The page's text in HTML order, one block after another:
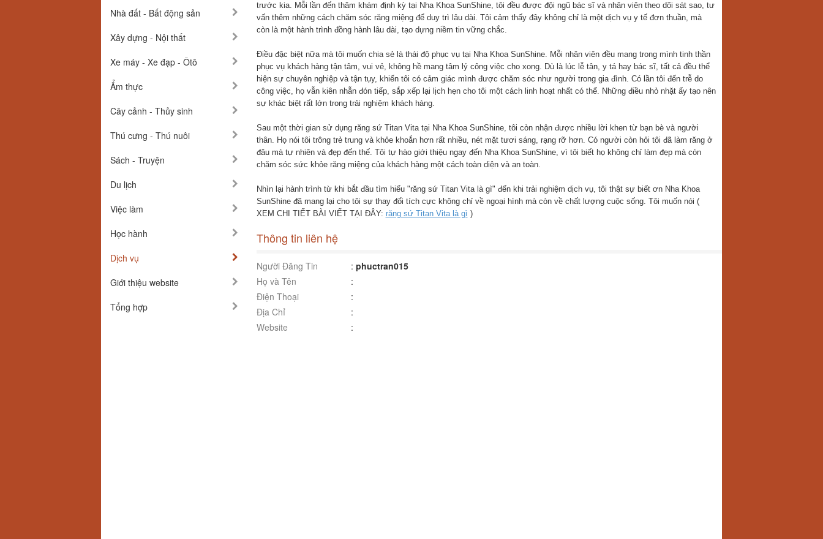
Nhà đất - Bất động sản
Xây dựng - Nội thất
Xe máy - Xe đạp - Ôtô
Ẩm thực
Cây cảnh - Thủy sinh
Thú cưng - Thú nuôi
Sách - Truyện
Du lịch
Việc làm
Học hành
Dịch vụ
Giới thiệu website
Tổng hợp
trước kia. Mỗi lần đến thăm khám định kỳ tại Nha Khoa SunShine, tôi đều được đội ngũ bác sĩ và nhân viên theo dõi sát sao, tư
vấn thêm những cách chăm sóc răng miệng để duy trì lâu dài. Tôi cảm thấy đây không chỉ là một dịch vụ y tế đơn thuần, mà
còn là một hành trình đồng hành lâu dài, tạo dựng niềm tin vững chắc.
Điều đặc biệt nữa mà tôi muốn chia sẻ là thái độ phục vụ tại Nha Khoa SunShine. Mỗi nhân viên đều mang trong mình tinh thần
phục vụ khách hàng tận tâm, vui vẻ, không hề mang tâm lý công việc cho xong. Dù là lúc lễ tân, y tá hay bác sĩ, tất cả đều thể
hiện sự chuyên nghiệp và tận tụy, khiến tôi có cảm giác mình được chăm sóc như người trong gia đình. Có lần tôi đến trễ do
công việc, họ vẫn kiên nhẫn đón tiếp, sắp xếp lại lịch hẹn cho tôi một cách linh hoạt nhất có thể. Những điều nhỏ nhặt ấy tạo nên
sự khác biệt rất lớn trong trải nghiệm khách hàng.
Sau một thời gian sử dụng răng sứ Titan Vita tại Nha Khoa SunShine, tôi còn nhận được nhiều lời khen từ bạn bè và người
thân. Họ nói tôi trông trẻ trung và khỏe khoắn hơn rất nhiều, nét mặt tươi sáng, rạng rỡ hơn. Có người còn hỏi tôi đã làm răng ở
đâu mà tự nhiên và đẹp đến thế. Tôi tự hào giới thiệu ngay đến Nha Khoa SunShine, vì tôi biết họ không chỉ làm đẹp mà còn
chăm sóc sức khỏe răng miệng của khách hàng một cách toàn diện và an toàn.
Nhìn lại hành trình từ khi bắt đầu tìm hiểu "răng sứ Titan Vita là gì" đến khi trải nghiệm dịch vụ, tôi thật sự biết ơn Nha Khoa
SunShine đã mang lại cho tôi sự thay đổi tích cực không chỉ về ngoại hình mà còn về chất lượng cuộc sống. Tôi muốn nói (
XEM CHI TIẾT BÀI VIẾT TẠI ĐÂY: răng sứ Titan Vita là gì )
Thông tin liên hệ
Người Đăng Tin : phuctran015
Họ và Tên
:
Điện Thoại
:
Địa Chỉ
:
Website
: